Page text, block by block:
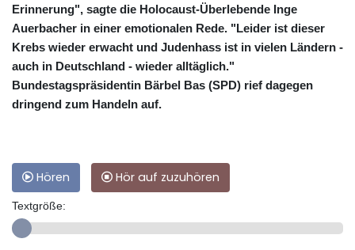
Erinnerung", sagte die Holocaust-Überlebende Inge
Auerbacher in einer emotionalen Rede. "Leider ist dieser
Krebs wieder erwacht und Judenhass ist in vielen Ländern -
auch in Deutschland - wieder alltäglich."
Bundestagspräsidentin Bärbel Bas (SPD) rief dagegen
dringend zum Handeln auf.
Hören Hör auf zuzuhören
Textgröße: